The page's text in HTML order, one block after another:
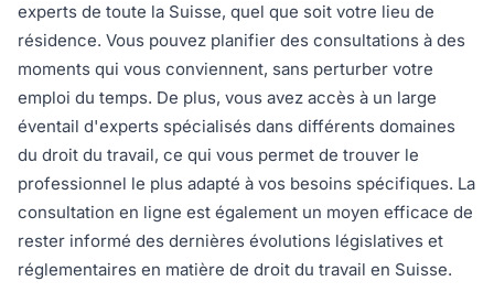
experts de toute la Suisse, quel que soit votre lieu de
résidence. Vous pouvez planifier des consultations à des
moments qui vous conviennent, sans perturber votre
emploi du temps. De plus, vous avez accès à un large
éventail d'experts spécialisés dans différents domaines
du droit du travail, ce qui vous permet de trouver le
professionnel le plus adapté à vos besoins spécifiques. La
consultation en ligne est également un moyen efficace de
rester informé des dernières évolutions législatives et
réglementaires en matière de droit du travail en Suisse.